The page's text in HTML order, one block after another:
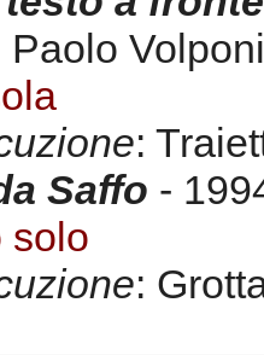
Paolo Volponi
:
Saffo -
solo
: